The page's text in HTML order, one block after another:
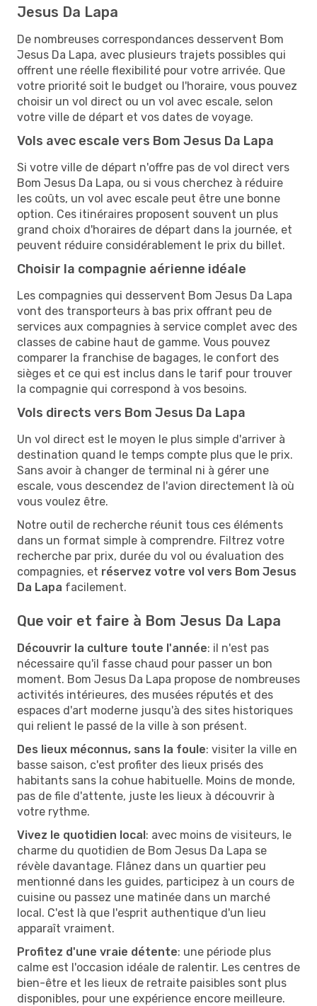
Jesus Da Lapa
De nombreuses correspondances desservent Bom
Jesus Da Lapa, avec plusieurs trajets possibles qui
offrent une réelle flexibilité pour votre arrivée. Que
votre priorité soit le budget ou l'horaire, vous pouvez
choisir un vol direct ou un vol avec escale, selon
votre ville de départ et vos dates de voyage.
Vols avec escale vers Bom Jesus Da Lapa
Si votre ville de départ n'offre pas de vol direct vers
Bom Jesus Da Lapa, ou si vous cherchez à réduire
les coûts, un vol avec escale peut être une bonne
option. Ces itinéraires proposent souvent un plus
grand choix d'horaires de départ dans la journée, et
peuvent réduire considérablement le prix du billet.
Choisir la compagnie aérienne idéale
Les compagnies qui desservent Bom Jesus Da Lapa
vont des transporteurs à bas prix offrant peu de
services aux compagnies à service complet avec des
classes de cabine haut de gamme. Vous pouvez
comparer la franchise de bagages, le confort des
sièges et ce qui est inclus dans le tarif pour trouver
la compagnie qui correspond à vos besoins.
Vols directs vers Bom Jesus Da Lapa
Un vol direct est le moyen le plus simple d'arriver à
destination quand le temps compte plus que le prix.
Sans avoir à changer de terminal ni à gérer une
escale, vous descendez de l'avion directement là où
vous voulez être.
Notre outil de recherche réunit tous ces éléments
dans un format simple à comprendre. Filtrez votre
recherche par prix, durée du vol ou évaluation des
compagnies, et réservez votre vol vers Bom Jesus
Da Lapa facilement.
Que voir et faire à Bom Jesus Da Lapa
Découvrir la culture toute l'année: il n'est pas
nécessaire qu'il fasse chaud pour passer un bon
moment. Bom Jesus Da Lapa propose de nombreuses
activités intérieures, des musées réputés et des
espaces d'art moderne jusqu'à des sites historiques
qui relient le passé de la ville à son présent.
Des lieux méconnus, sans la foule: visiter la ville en
basse saison, c'est profiter des lieux prisés des
habitants sans la cohue habituelle. Moins de monde,
pas de file d'attente, juste les lieux à découvrir à
votre rythme.
Vivez le quotidien local: avec moins de visiteurs, le
charme du quotidien de Bom Jesus Da Lapa se
révèle davantage. Flânez dans un quartier peu
mentionné dans les guides, participez à un cours de
cuisine ou passez une matinée dans un marché
local. C'est là que l'esprit authentique d'un lieu
apparaît vraiment.
Profitez d'une vraie détente: une période plus
calme est l'occasion idéale de ralentir. Les centres de
bien-être et les lieux de retraite paisibles sont plus
disponibles, pour une expérience encore meilleure.